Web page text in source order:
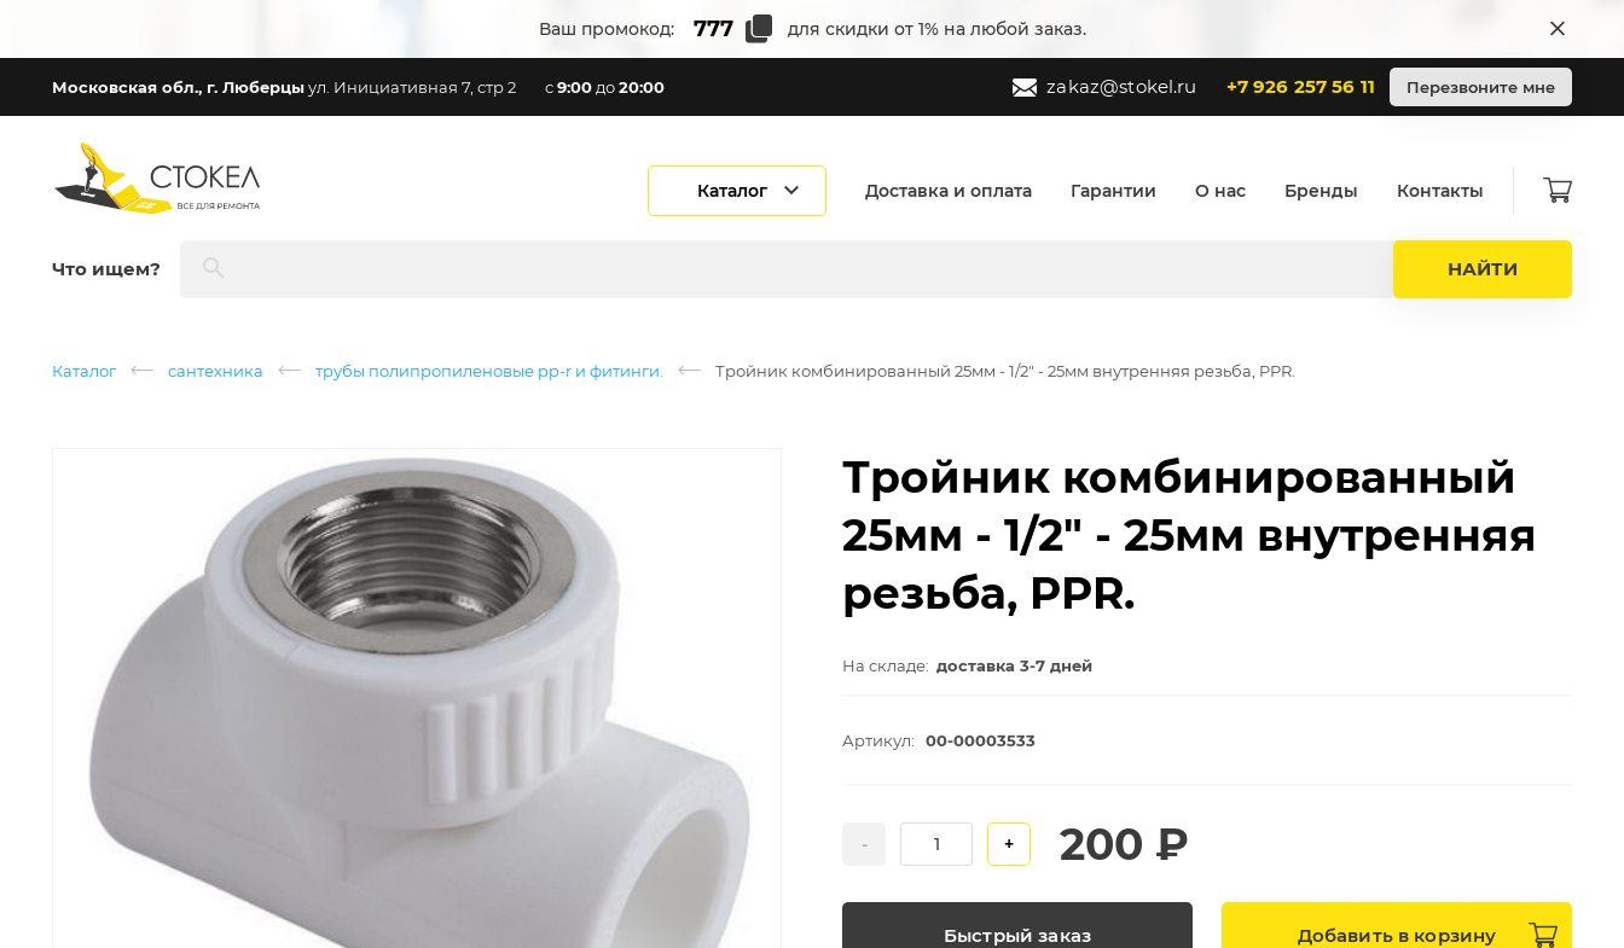
Ваш промокод: для скидки от 1% на любой заказ.
Московская обл., г. Люберцыул. Инициативная 7, стр 2 с9:00 до20:00 zakaz@stokel.ru +7 926 257 56 11 Перезвоните мне
Каталог Доставка и оплата Гарантии О нас Бренды Контакты
Что ищем? НАЙТИ
Каталог сантехника трубы полипропиленовые pp-r и фитинги. Тройник комбинированный 25мм - 1/2" - 25мм внутренняя резьба, PPR.
Тройник комбинированный
25мм - 1/2" - 25мм внутренняя
резьба, PPR.
На складе: доставка 3-7 дней
Артикул: 00-00003533
- + 200 ₽
Быстрый заказ Добавить в корзину